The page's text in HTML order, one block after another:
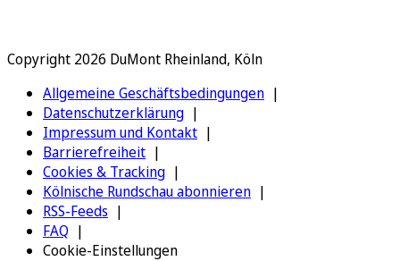
Copyright 2026 DuMont Rheinland, Köln
Allgemeine Geschäftsbedingungen
Datenschutzerklärung
Impressum und Kontakt
Barrierefreiheit
Cookies & Tracking
Kölnische Rundschau abonnieren
RSS-Feeds
FAQ
Cookie-Einstellungen